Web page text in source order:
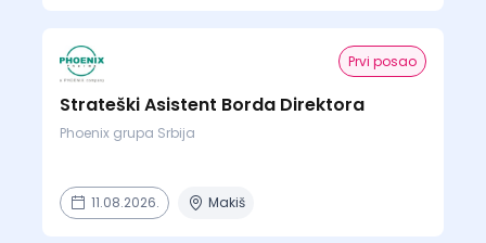
Prvi posao
Strateški Asistent Borda Direktora
Phoenix grupa Srbija
11.08.2026. Makiš